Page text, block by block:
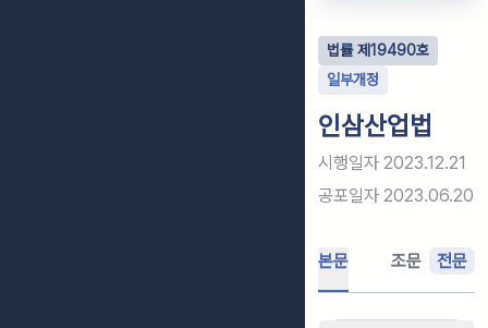
법률제 19490호
일부개정
인삼산업법
시행일자 2023.12.21
공포일자 2023.06.20
본문 조문 전문